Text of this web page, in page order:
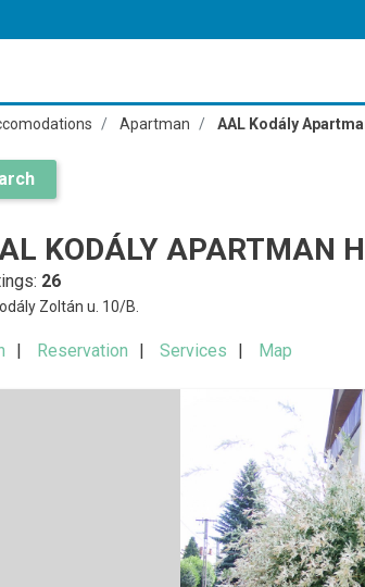
Apartman AAL Kodály
KODÁLY APARTMAN
26
Zoltán u. 10/B.
Reservation Services Map